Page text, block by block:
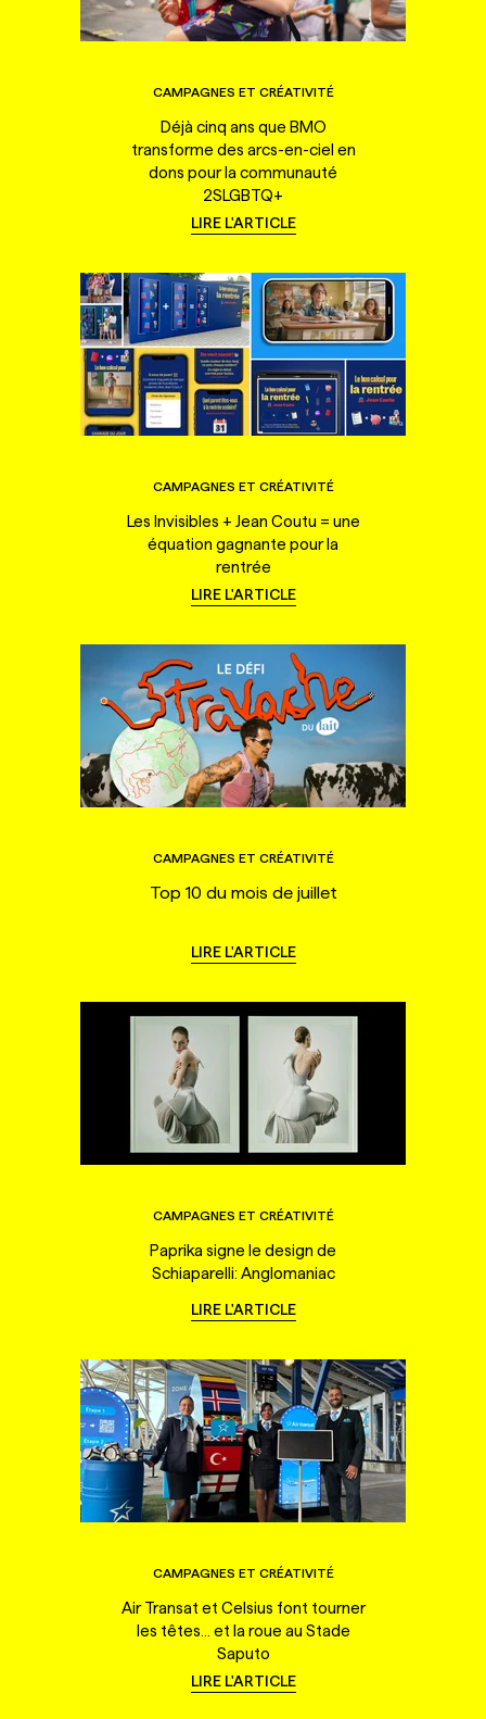
CAMPAGNES ET CRÉATIVITÉ
Déjà cinq ans que BMO
transforme des arcs-en-ciel en
dons pour la communauté
2SLGBTQ+
LIRE L'ARTICLE
CAMPAGNES ET CRÉATIVITÉ
Les Invisibles + Jean Coutu = une
équation gagnante pour la
rentrée
LIRE L'ARTICLE
CAMPAGNES ET CRÉATIVITÉ
Top 10 du mois de juillet
LIRE L'ARTICLE
CAMPAGNES ET CRÉATIVITÉ
Paprika signe le design de
Schiaparelli: Anglomaniac
LIRE L'ARTICLE
CAMPAGNES ET CRÉATIVITÉ
Air Transat et Celsius font tourner
les têtes... et la roue au Stade
Saputo
LIRE L'ARTICLE